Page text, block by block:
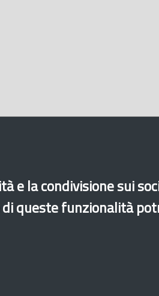
e la condivisione sui
queste funzionalità